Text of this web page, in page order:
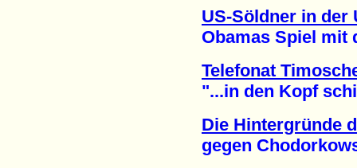
US-Söldner in der
Obamas Spiel mit
Telefonat
"...in den Kopf
Die Hintergründe
gegen